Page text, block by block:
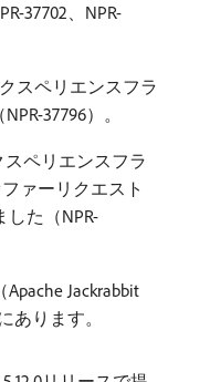
37702、NPR-
スペリエンスフラ
37796）。
ペリエンスフラ
ァーリクエスト
た（NPR-
Jackrabbit
あります。